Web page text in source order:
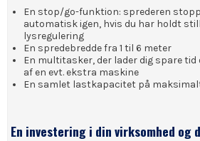
En stop/go-funktion: sprederen
automatisk igen, hvis du har holdt
lysregulering
En spredebredde fra 1 til 6 meter
En multitasker, der lader dig spare
af en evt. ekstra maskine
En samlet lastkapacitet på
En investering i din virksomhed og